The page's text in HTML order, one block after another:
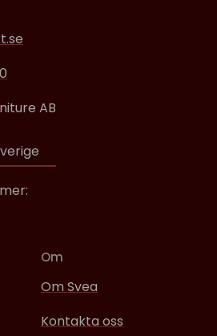
AB
Om
Om Svea
Kontakta oss